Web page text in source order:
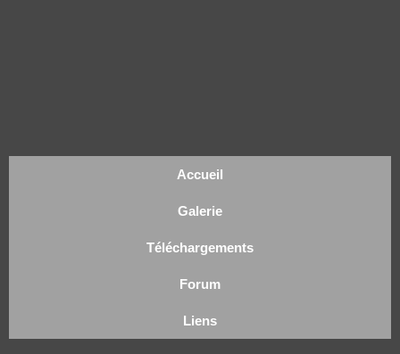
Accueil
Galerie
Téléchargements
Forum
Liens